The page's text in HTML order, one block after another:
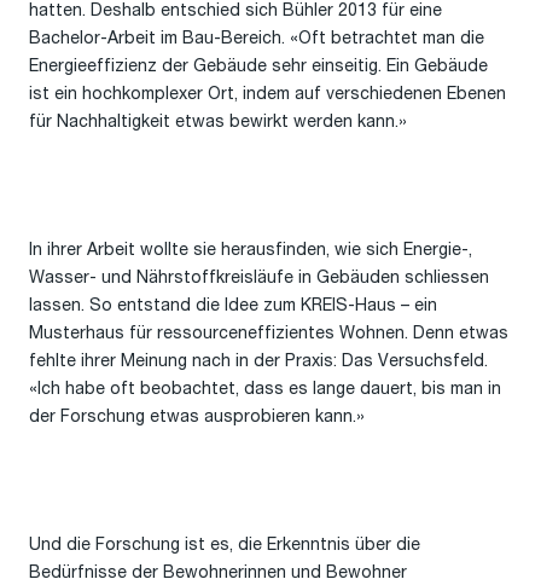
hatten. Deshalb entschied sich Bühler 2013 für eine
Bachelor-Arbeit im Bau-Bereich. «Oft betrachtet man die
Energieeffizienz der Gebäude sehr einseitig. Ein Gebäude
ist ein hochkomplexer Ort, indem auf verschiedenen Ebenen
für Nachhaltigkeit etwas bewirkt werden kann.»
In ihrer Arbeit wollte sie herausfinden, wie sich Energie-,
Wasser- und Nährstoffkreisläufe in Gebäuden schliessen
lassen. So entstand die Idee zum KREIS-Haus – ein
Musterhaus für ressourceneffizientes Wohnen. Denn etwas
fehlte ihrer Meinung nach in der Praxis: Das Versuchsfeld.
«Ich habe oft beobachtet, dass es lange dauert, bis man in
der Forschung etwas ausprobieren kann.»
Und die Forschung ist es, die Erkenntnis über die
Bedürfnisse der Bewohnerinnen und Bewohner